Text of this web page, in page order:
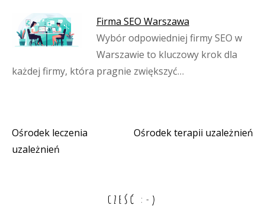
Firma SEO Warszawa
Wybór odpowiedniej firmy SEO w
Warszawie to kluczowy krok dla
każdej firmy, która pragnie zwiększyć…
Nawigacja
Ośrodek leczenia
uzależnień
Ośrodek terapii uzależnień
CZEŚĆ :-)